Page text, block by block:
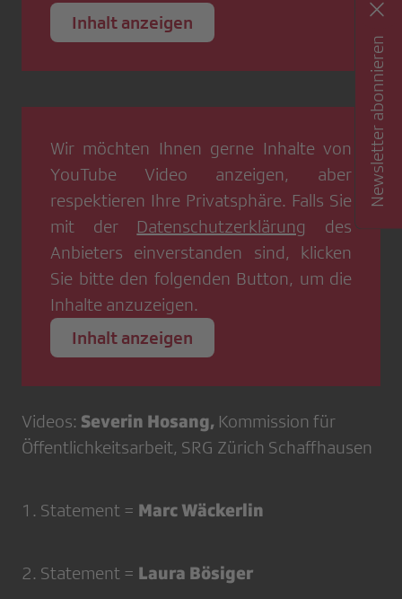
Inhalt anzeigen
Wir möchten Ihnen gerne Inhalte von
YouTube Video anzeigen, aber
respektieren Ihre Privatsphäre. Falls Sie
mit der Datenschutzerklärung
des
Anbieters einverstanden sind, klicken
Sie bitte den folgenden Button, um die
Inhalte anzuzeigen.
Inhalt anzeigen
Videos: Severin Hosang, Kommission für
Öffentlichkeitsarbeit, SRG Zürich Schaffhausen
1. Statement = Marc Wäckerlin
2. Statement = Laura Bösiger
Newsletter abonnieren